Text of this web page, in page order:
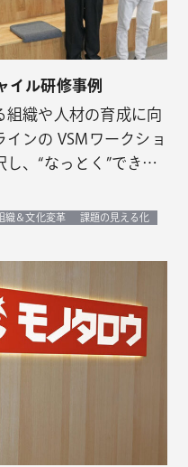
イル研修事例
組織や人材の育成に向
ンの VSMワークショ
、“なっとく”できる
織＆文化変革 課題の見える化